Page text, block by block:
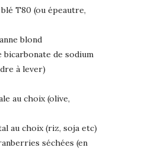
T80 (ou épeautre,
blond
bicarbonate de sodium
à lever)
au choix (olive,
au choix (riz, soja etc)
séchées (en